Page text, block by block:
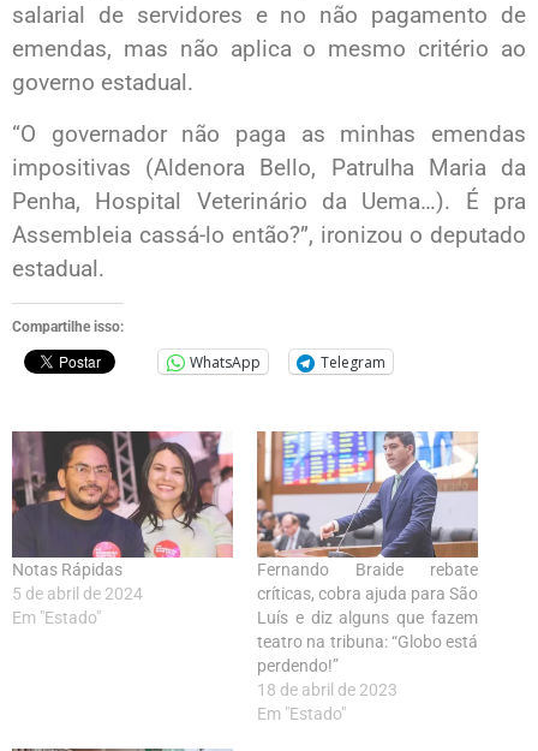
salarial de servidores e no não pagamento de
emendas, mas não aplica o mesmo critério ao
governo estadual.
“O governador não paga as minhas emendas
impositivas (Aldenora Bello, Patrulha Maria da
Penha, Hospital Veterinário da Uema…). É pra
Assembleia cassá-lo então?”, ironizou o deputado
estadual.
Compartilhe isso:
WhatsApp Telegram
Notas Rápidas
5 de abril de 2024
Em "Estado"
Fernando Braide rebate
críticas, cobra ajuda para São
Luís e diz alguns que fazem
teatro na tribuna: “Globo está
perdendo!”
18 de abril de 2023
Em "Estado"